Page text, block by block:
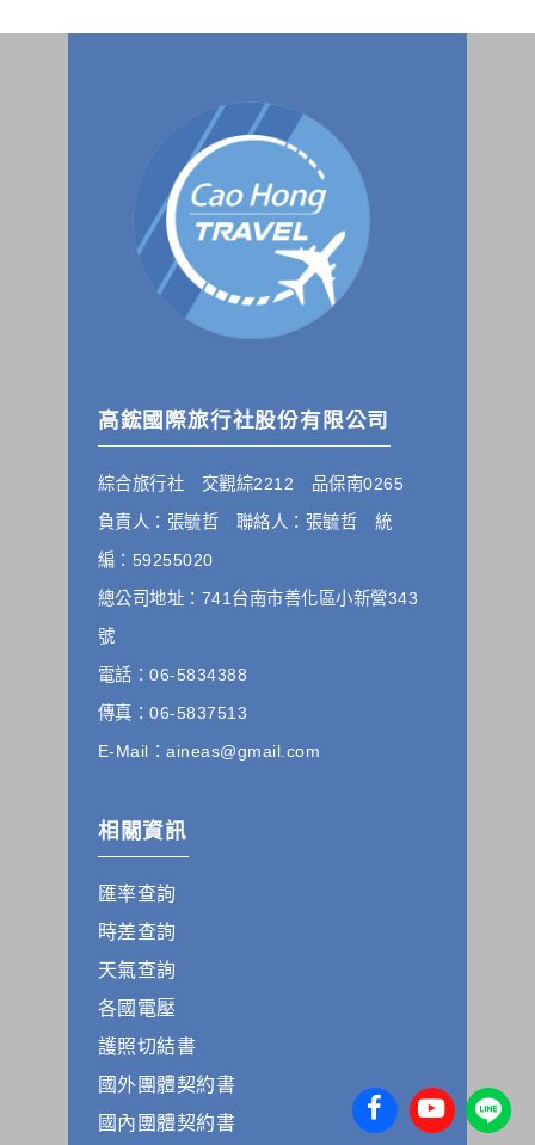
錄等，做為我們增進網站服務的參考依據，此記錄為內部應
分析，分析結果之統計數據或說明文字呈現，除供內部研究
外，我們會視需要公佈統計數據及說明文字，但不涉及特定個
除非取得您的同意或其他法令之特別規定，本網站絕不會將您
的個人資料揭露予第三人或使用於蒐集目的以外之其他用途。
在您於本網站註冊帳號、使用本網站相關產品、服務、活動或
贈獎時，本網站會收集您的個人識別資料，本網站也可以從商
業夥伴處取得個人資料。
當客戶在本網站註冊時，我們會取得您的姓名、電話、住址、
身份證字號、電子郵件、出生日期、性別、行業等相關資料，
當您註冊成功，並登入使用我們的服務後，我們即取得您的資
成功，並登入使用我們的服務後，本網站即取得您的資料。
用的瀏覽器、瀏覽及點選資料紀錄等。本網站會對個別連線者
的瀏覽器予以標示，歸納使用者瀏覽器在本網站內部所瀏覽的
網頁，除非您願意告知您的個人資料，否則本網站不會也無法
將此項記錄和您對應。請您注意，在本網站網刊登廣告之廠
提供的個人資訊，這些廣告廠商、或連結網站有其個別的私權
保護政策，其資料處理措施不適用本網站隱私權保護政策，本
本網站將在事前或註冊登錄取得您的同意後，傳送商業性資料
或電子郵件給您。本公司除了在該資料或電子郵件上註明是由
本公司發送，也會在該資料或電子郵件上提供您能隨時停止接
收這些資料或電子郵件的方法及說明。
本公司不會向任何人出售或出借您的個人識別資料。
1.遵守法令或政府機關的要求；或我們發覺您在網站上的行為
違反本公司旗下網站的會員條款或產品、服務的特定使用指
2.為了保護使用者個人隱私，我們無法為您查詢其他使用者的
向警政單位提出告訴，我們將全力配合警政單位調查並提供所
有相關資料，以協助調查及破案！
自我保護措施:
請妥善保管您在本公司及相關企業伙伴網站的帳號、密碼或個
高鋐國際旅行社股份有限公司
綜合旅行社 交觀綜2212 品保南0265
負責人：張毓哲 聯絡人：張毓哲 統
編：59255020
總公司地址：741台南市善化區小新營343
號
電話：06-5834388
傳真：06-5837513
E-Mail：aineas@gmail.com
相關資訊
匯率查詢
時差查詢
天氣查詢
各國電壓
護照切結書
國外團體契約書
國內團體契約書